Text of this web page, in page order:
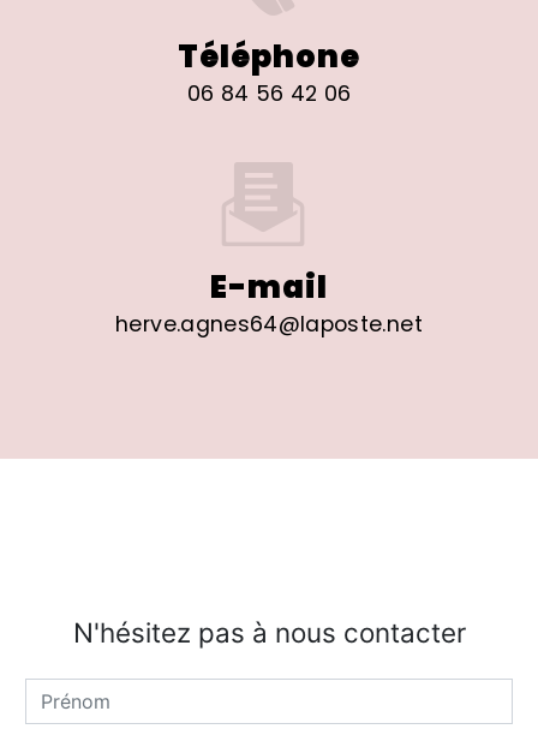
Téléphone
06 84 56 42 06
E-mail
herve.agnes64@laposte.net
N'hésitez pas à nous contacter